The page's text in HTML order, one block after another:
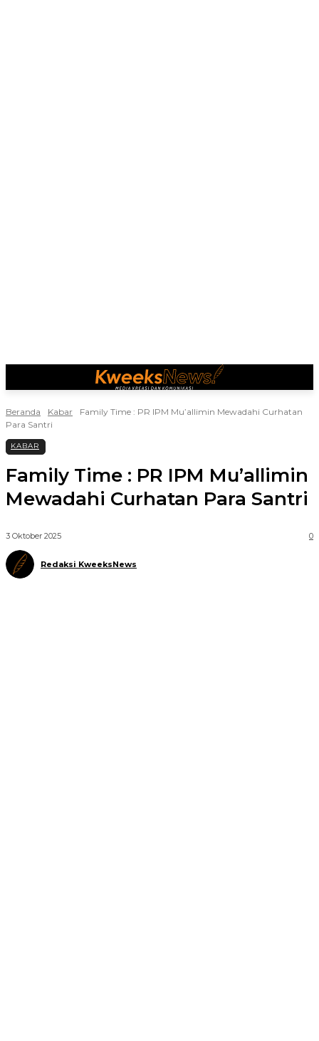
Beranda Kabar
Family Time : PR IPM Mu’allimin Mewadahi Curhatan
Para Santri
KABAR
Family Time : PR IPM Mu’allimin
Mewadahi Curhatan Para Santri
0
3 Oktober 2025
Redaksi KweeksNews